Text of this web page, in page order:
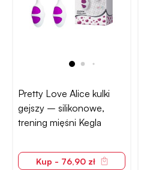
Pretty Love Alice kulki
gejszy – silikonowe,
trening mięśni Kegla
Kup - 76,90 zł